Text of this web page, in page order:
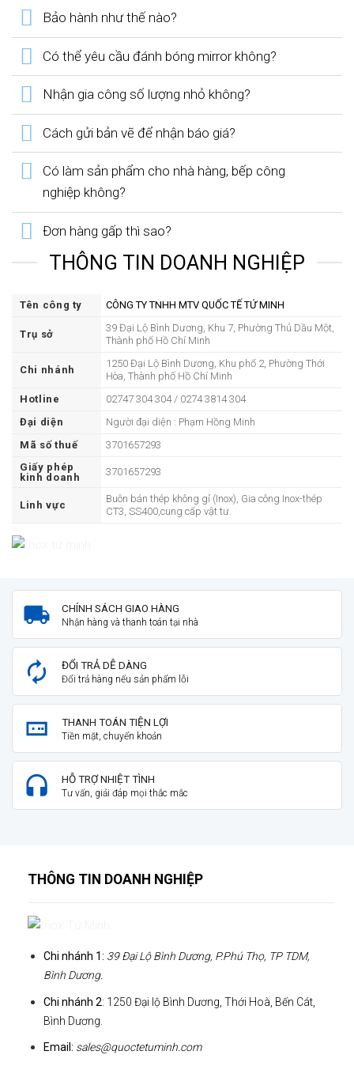
Bảo hành như thế nào?
Có thể yêu cầu đánh bóng mirror không?
Nhận gia công số lượng nhỏ không?
Cách gửi bản vẽ để nhận báo giá?
Có làm sản phẩm cho nhà hàng, bếp công
nghiệp không?
Đơn hàng gấp thì sao?
THÔNG TIN DOANH NGHIỆP
Tên công ty CÔNG TY TNHH MTV QUỐC TẾ TỨ MINH
Trụ sở
39 Đại Lộ Bình Dương, Khu 7, Phường Thủ Dầu Một,
Thành phố Hồ Chí Minh
Chi nhánh
1250 Đại Lộ Bình Dương, Khu phố 2, Phường Thới
Hòa, Thành phố Hồ Chí Minh
Hotline
02747 304 304 / 0274 3814 304
Đại diện
Người đại diện : Phạm Hồng Minh
Mã số thuế
3701657293
Giấy phép
kinh doanh
3701657293
Linh vực
Buôn bán thép không gỉ (Inox), Gia công Inox-thép
CT3, SS400,cung cấp vật tư.
CHÍNH SÁCH GIAO HÀNG
Nhận hàng và thanh toán tại nhà
ĐỔI TRẢ DỄ DÀNG
Đổi trả hàng nếu sản phẩm lỗi
THANH TOÁN TIỆN LỢI
Tiền mặt, chuyển khoản
HỖ TRỢ NHIỆT TÌNH
Tư vấn, giải đáp mọi thắc mắc
THÔNG TIN DOANH NGHIỆP
Chi nhánh 1: 39 Đại Lộ Bình Dương, P.Phú Thọ, TP TDM,
Bình Dương.
Chi nhánh 2: 1250 Đại lộ Bình Dương, Thới Hoà, Bến Cát,
Bình Dương.
Email: sales@quoctetuminh.com